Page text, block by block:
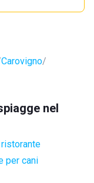
Carovigno
nel
per cani